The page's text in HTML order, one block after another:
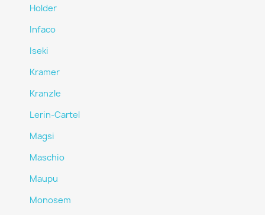
Holder
Infaco
Iseki
Kramer
Kranzle
Lerin-Cartel
Magsi
Maschio
Maupu
Monosem